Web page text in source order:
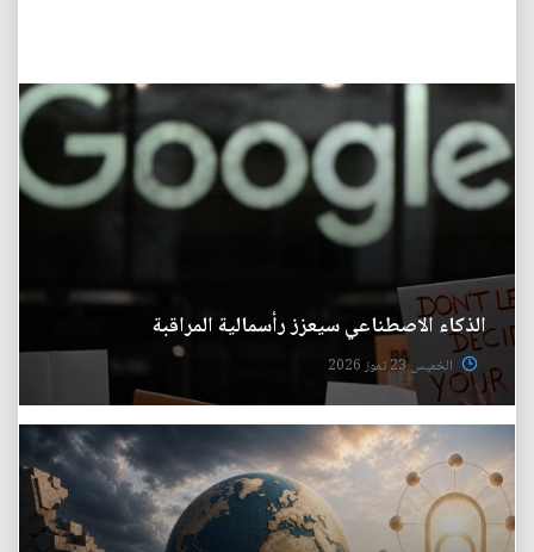
الذكاء الاصطناعي سيعزز رأسمالية المراقبة
الخميس 23 تموز 2026